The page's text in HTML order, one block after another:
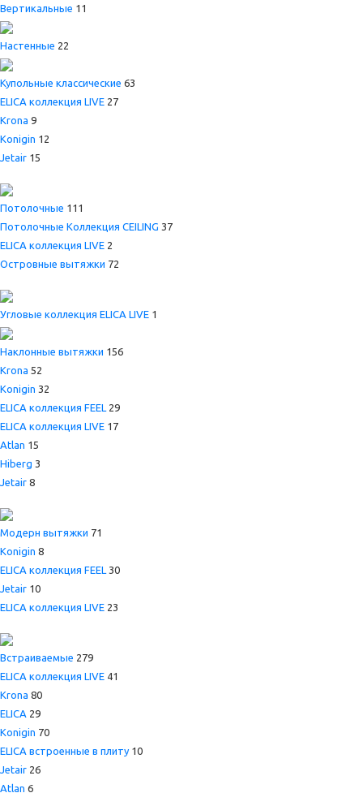
Вертикальные 11
Настенные 22
Купольные классические 63
ELICA коллекция LIVE 27
Krona 9
Konigin 12
Jetair 15
Потолочные 111
Потолочные Коллекция CEILING 37
ELICA коллекция LIVE 2
Островные вытяжки 72
Угловые коллекция ELICA LIVE 1
Наклонные вытяжки 156
Krona 52
Konigin 32
ELICA коллекция FEEL 29
ELICA коллекция LIVE 17
Atlan 15
Hiberg 3
Jetair 8
Модерн вытяжки 71
Konigin 8
ELICA коллекция FEEL 30
Jetair 10
ELICA коллекция LIVE 23
Встраиваемые 279
ELICA коллекция LIVE 41
Krona 80
ELICA 29
Konigin 70
ELICA встроенные в плиту 10
Jetair 26
Atlan 6